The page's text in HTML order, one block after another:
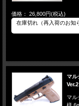
価格： 26,800円(税込)
在庫切れ（再入荷のお知
マル
マル